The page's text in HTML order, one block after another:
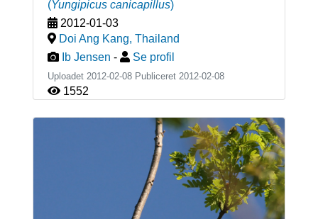
(Yungipicus canicapillus)
2012-01-03
Doi Ang Kang, Thailand
Ib Jensen - Se profil
Uploadet 2012-02-08 Publiceret 2012-02-08
1552